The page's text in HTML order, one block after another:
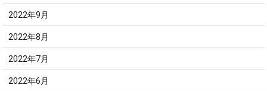
2022年9月
2022年8月
2022年7月
2022年6月